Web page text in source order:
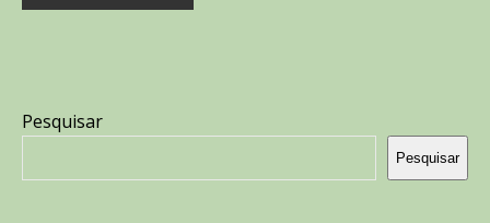
Pesquisar
Pesquisar